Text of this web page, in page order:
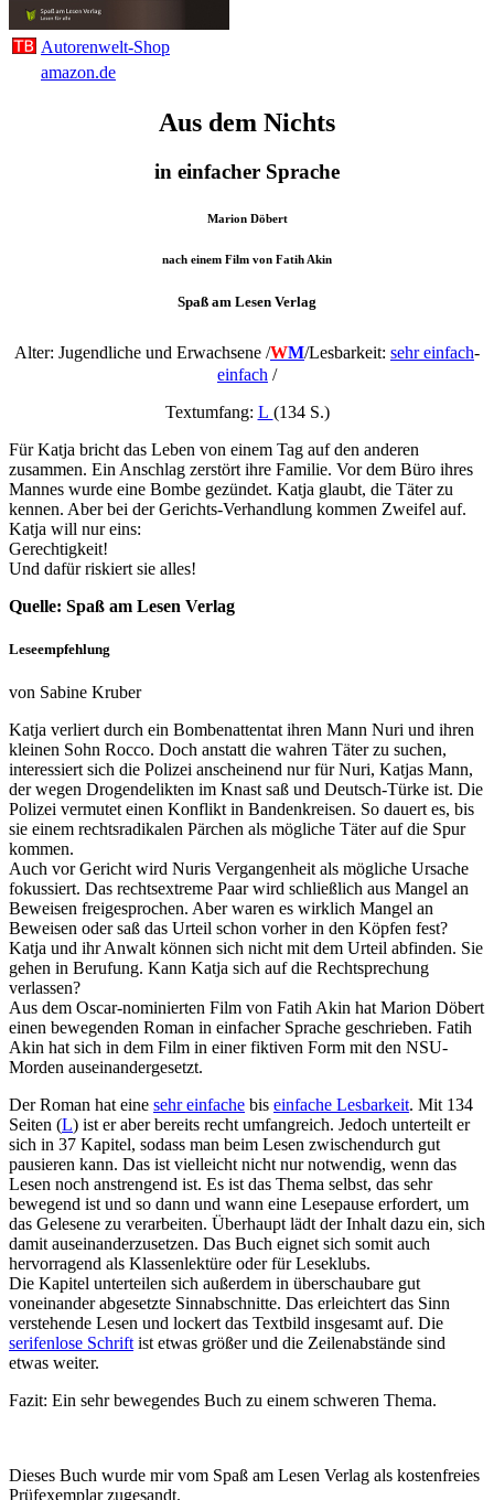
Autorenwelt-Shop
amazon.de
Aus dem Nichts
in einfacher Sprache
Marion Döbert
nach einem Film von Fatih Akin
Spaß am Lesen Verlag
Alter: Jugendliche und Erwachsene /WM/Lesbarkeit: sehr einfach-
einfach /
Textumfang: L (134 S.)
Für Katja bricht das Leben von einem Tag auf den anderen
zusammen. Ein Anschlag zerstört ihre Familie. Vor dem Büro ihres
Mannes wurde eine Bombe gezündet. Katja glaubt, die Täter zu
kennen. Aber bei der Gerichts-Verhandlung kommen Zweifel auf.
Katja will nur eins:
Gerechtigkeit!
Und dafür riskiert sie alles!
Quelle: Spaß am Lesen Verlag
Leseempfehlung
von Sabine Kruber
Katja verliert durch ein Bombenattentat ihren Mann Nuri und ihren
kleinen Sohn Rocco. Doch anstatt die wahren Täter zu suchen,
interessiert sich die Polizei anscheinend nur für Nuri, Katjas Mann,
der wegen Drogendelikten im Knast saß und Deutsch-Türke ist. Die
Polizei vermutet einen Konflikt in Bandenkreisen. So dauert es, bis
sie einem rechtsradikalen Pärchen als mögliche Täter auf die Spur
kommen.
Auch vor Gericht wird Nuris Vergangenheit als mögliche Ursache
fokussiert. Das rechtsextreme Paar wird schließlich aus Mangel an
Beweisen freigesprochen. Aber waren es wirklich Mangel an
Beweisen oder saß das Urteil schon vorher in den Köpfen fest?
Katja und ihr Anwalt können sich nicht mit dem Urteil abfinden. Sie
gehen in Berufung. Kann Katja sich auf die Rechtsprechung
verlassen?
Aus dem Oscar-nominierten Film von Fatih Akin hat Marion Döbert
einen bewegenden Roman in einfacher Sprache geschrieben. Fatih
Akin hat sich in dem Film in einer fiktiven Form mit den NSU-
Morden auseinandergesetzt.
Der Roman hat eine sehr einfache bis einfache Lesbarkeit. Mit 134
Seiten (L) ist er aber bereits recht umfangreich. Jedoch unterteilt er
sich in 37 Kapitel, sodass man beim Lesen zwischendurch gut
pausieren kann. Das ist vielleicht nicht nur notwendig, wenn das
Lesen noch anstrengend ist. Es ist das Thema selbst, das sehr
bewegend ist und so dann und wann eine Lesepause erfordert, um
das Gelesene zu verarbeiten. Überhaupt lädt der Inhalt dazu ein, sich
damit auseinanderzusetzen. Das Buch eignet sich somit auch
hervorragend als Klassenlektüre oder für Leseklubs.
Die Kapitel unterteilen sich außerdem in überschaubare gut
voneinander abgesetzte Sinnabschnitte. Das erleichtert das Sinn
verstehende Lesen und lockert das Textbild insgesamt auf. Die
serifenlose Schrift ist etwas größer und die Zeilenabstände sind
etwas weiter.
Fazit: Ein sehr bewegendes Buch zu einem schweren Thema.
Dieses Buch wurde mir vom Spaß am Lesen Verlag als kostenfreies
Prüfexemplar zugesandt.